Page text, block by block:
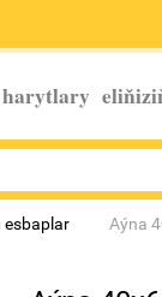
esbaplar Aýna